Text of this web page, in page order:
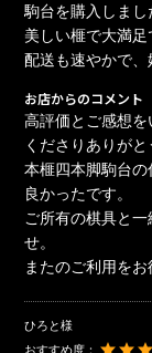
駒台を購入しまし
美しい榧で大満足
配送も速やかで、
お店からのコメント
高評価とご感想
くださりありがと
本榧四本脚駒台
良かったです。
ご所有の棋具と
せ。
またのご利用をお
ひろと様
おすすめ度：